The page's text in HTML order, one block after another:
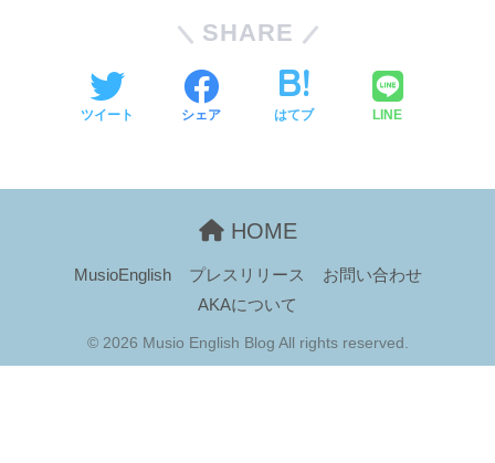
SHARE
ツイート シェア はてブ LINE
HOME
MusioEnglish プレスリリース
お問い合わせ
AKAについて
© 2026 Musio English Blog All rights reserved.